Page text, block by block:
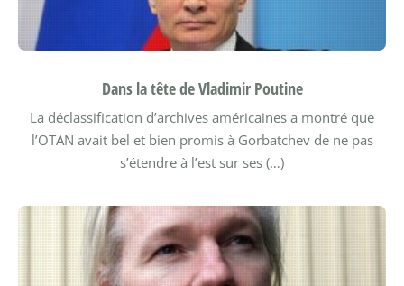
Dans la tête de Vladimir Poutine
La déclassification d’archives américaines a montré que
l’OTAN avait bel et bien promis à Gorbatchev de ne pas
s’étendre à l’est sur ses (…)